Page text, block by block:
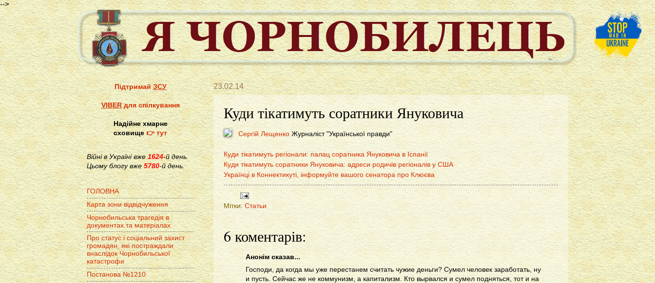
-->
23.02.14
Куди тікатимуть соратники Януковича
Сергій Лещенко Журналіст "Української правди"
Куди тікатимуть регіонали: палац соратника Януковича в Іспанії
Куди тікатимуть соратники Януковича: адреси родичів регіоналів у США
Українці в Коннектикуті, інформуйте вашого сенатора про Клюєва
Мітки: Статьи
6 коментарів:
Анонім сказав...
Господи, да когда мы уже перестанем считать чужие деньги? Сумел человек заработать, ну
и пусть. Сейчас же не коммунизм, а капитализм. Кто вырвался и сумел подняться, тот и на
ПідтримайЗСУ
VIBERдля спілкування
Надійне хмарне
сховище👉 тут
Війні в Україні вже1624-й день.
Цьому блогу вже 5780-й день.
ГОЛОВНА
Карта зони відвідчуження
Чорнобильська трагедія в
документах та матеріалах
Про статус і соціальний захист
громадян, які постраждали
внаслідок Чорнобильської
катастрофи
Постанова №1210